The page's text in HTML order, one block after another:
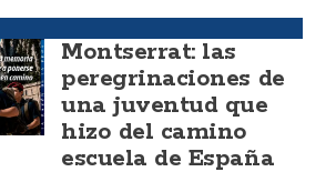
Montserrat: las
peregrinaciones de
una juventud que
hizo del camino
escuela de España